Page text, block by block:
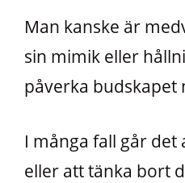
Man kanske är
sin mimik eller
påverka budskapet
I många fall går
eller att tänka bort